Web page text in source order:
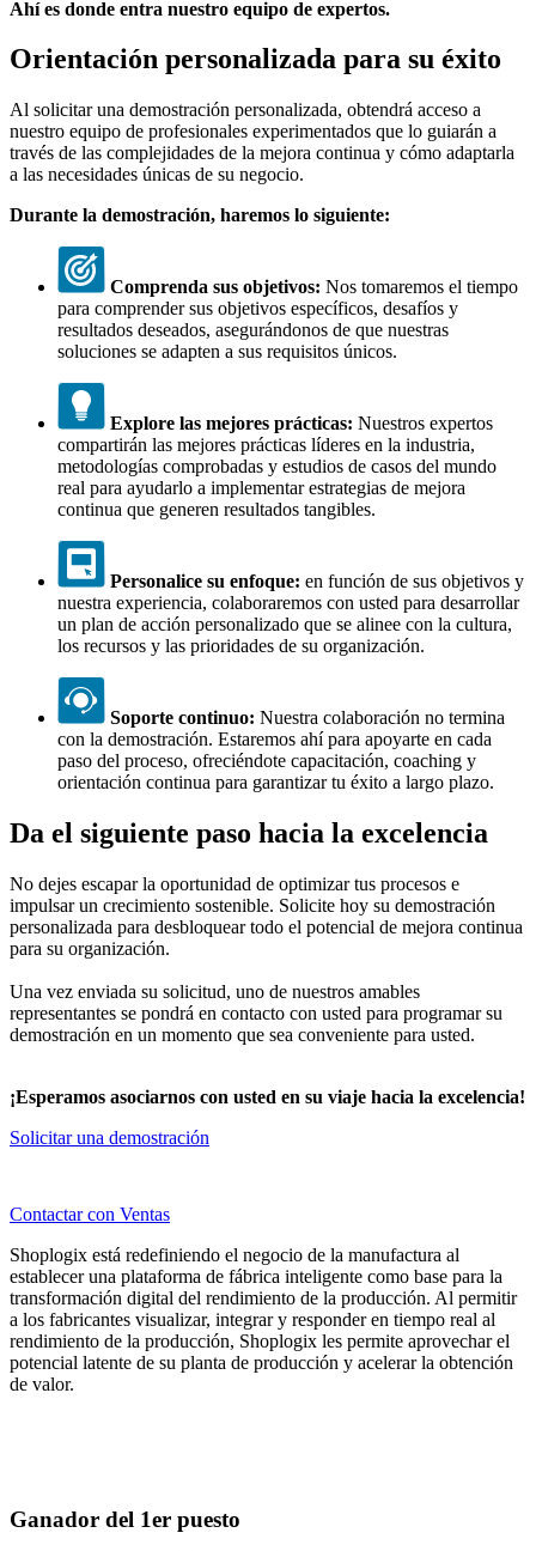
Ahí es donde entra nuestro equipo de expertos.
Orientación personalizada para su éxito
Al solicitar una demostración personalizada, obtendrá acceso a
nuestro equipo de profesionales experimentados que lo guiarán a
través de las complejidades de la mejora continua y cómo adaptarla
a las necesidades únicas de su negocio.
Durante la demostración, haremos lo siguiente:
Comprenda sus objetivos: Nos tomaremos el tiempo
para comprender sus objetivos específicos, desafíos y
resultados deseados, asegurándonos de que nuestras
soluciones se adapten a sus requisitos únicos.
Explore las mejores prácticas: Nuestros expertos
compartirán las mejores prácticas líderes en la industria,
metodologías comprobadas y estudios de casos del mundo
real para ayudarlo a implementar estrategias de mejora
continua que generen resultados tangibles.
Personalice su enfoque: en función de sus objetivos y
nuestra experiencia, colaboraremos con usted para desarrollar
un plan de acción personalizado que se alinee con la cultura,
los recursos y las prioridades de su organización.
Soporte continuo: Nuestra colaboración no termina
con la demostración. Estaremos ahí para apoyarte en cada
paso del proceso, ofreciéndote capacitación, coaching y
orientación continua para garantizar tu éxito a largo plazo.
Da el siguiente paso hacia la excelencia
No dejes escapar la oportunidad de optimizar tus procesos e
impulsar un crecimiento sostenible. Solicite hoy su demostración
personalizada para desbloquear todo el potencial de mejora continua
para su organización.
Una vez enviada su solicitud, uno de nuestros amables
representantes se pondrá en contacto con usted para programar su
demostración en un momento que sea conveniente para usted.
¡Esperamos asociarnos con usted en su viaje hacia la excelencia!
Solicitar una demostración
Contactar con Ventas
Shoplogix está redefiniendo el negocio de la manufactura al
establecer una plataforma de fábrica inteligente como base para la
transformación digital del rendimiento de la producción. Al permitir
a los fabricantes visualizar, integrar y responder en tiempo real al
rendimiento de la producción, Shoplogix les permite aprovechar el
potencial latente de su planta de producción y acelerar la obtención
de valor.
Ganador del 1er puesto